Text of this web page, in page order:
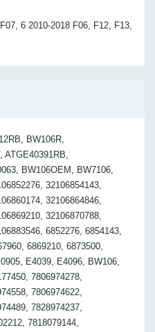
6 2010-2018 F06, F12, F13,
BW106R,
ATGE40391RB,
BW106OEM, BW7106,
32106854143,
32106864846,
32106870788,
6852276, 6854143,
6869210, 6873500,
E4039, E4096, BW106,
7806974278,
7806974622,
7828974237,
7818079144,